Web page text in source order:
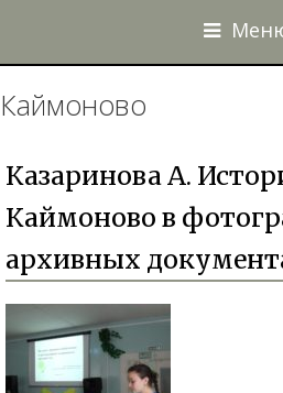
Каймоново
Казаринова А.
Каймоново в
архивных